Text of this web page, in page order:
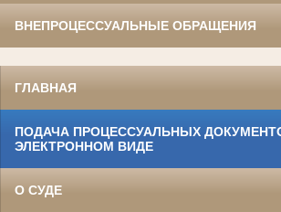
ВНЕПРОЦЕССУАЛЬНЫЕ ОБРАЩЕНИЯ
ГЛАВНАЯ
ПОДАЧА ПРОЦЕССУАЛЬНЫХ
ЭЛЕКТРОННОМ ВИДЕ
О СУДЕ